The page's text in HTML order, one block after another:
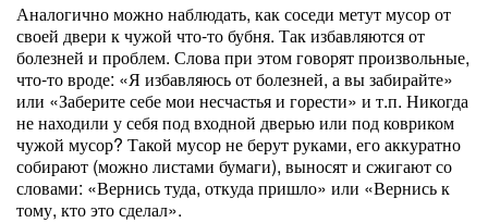
Аналогично можно наблюдать, как соседи метут мусор от
своей двери к чужой что-то бубня. Так избавляются от
болезней и проблем. Слова при этом говорят произвольные,
что-то вроде: «Я избавляюсь от болезней, а вы забирайте»
или «Заберите себе мои несчастья и горести» и т.п. Никогда
не находили у себя под входной дверью или под ковриком
чужой мусор? Такой мусор не берут руками, его аккуратно
собирают (можно листами бумаги), выносят и сжигают со
словами: «Вернись туда, откуда пришло» или «Вернись к
тому, кто это сделал».